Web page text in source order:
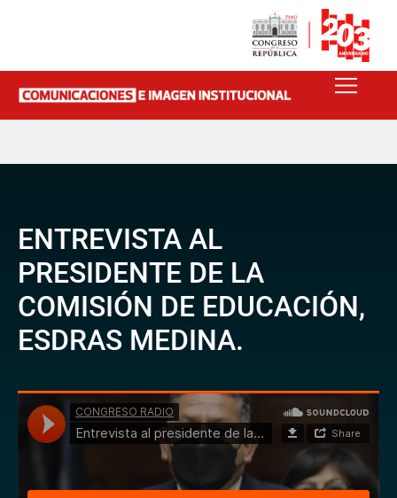
ENTREVISTA AL
PRESIDENTE DE LA
COMISIÓN DE EDUCACIÓN,
ESDRAS MEDINA.